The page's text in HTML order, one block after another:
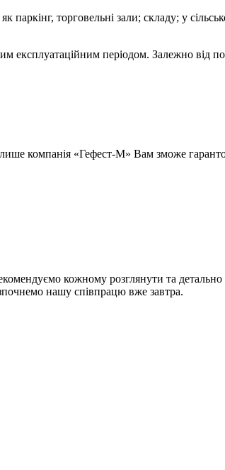
торговельні зали; складу; у
експлуатаційним періодом. Залежно від
компанія «Гефест-М» Вам зможе
кожному розглянути та детально
нашу співпрацю вже завтра.